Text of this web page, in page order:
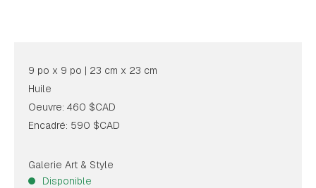
9 po x 9 po | 23 cm x 23 cm
Huile
Oeuvre: 460 $CAD
Encadré: 590 $CAD
Galerie Art & Style
Disponible